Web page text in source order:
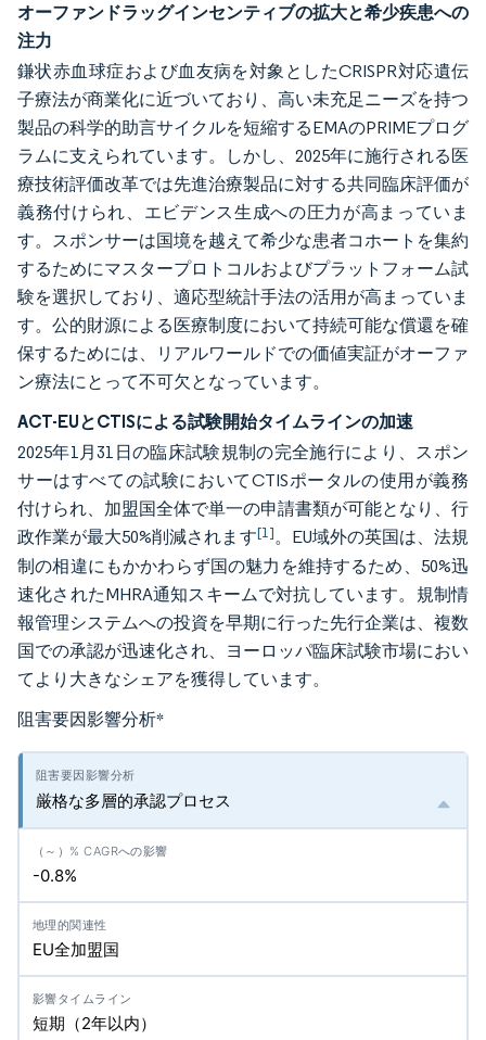
オーファンドラッグインセンティブの拡大と希少疾患への
注力
鎌状赤血球症および血友病を対象としたCRISPR対応遺伝
子療法が商業化に近づいており、高い未充足ニーズを持つ
製品の科学的助言サイクルを短縮するEMAのPRIMEプログ
ラムに支えられています。しかし、2025年に施行される医
療技術評価改革では先進治療製品に対する共同臨床評価が
義務付けられ、エビデンス生成への圧力が高まっていま
す。スポンサーは国境を越えて希少な患者コホートを集約
するためにマスタープロトコルおよびプラットフォーム試
験を選択しており、適応型統計手法の活用が高まっていま
す。公的財源による医療制度において持続可能な償還を確
保するためには、リアルワールドでの価値実証がオーファ
ン療法にとって不可欠となっています。
ACT-EUとCTISによる試験開始タイムラインの加速
2025年1月31日の臨床試験規制の完全施行により、スポン
サーはすべての試験においてCTISポータルの使用が義務
付けられ、加盟国全体で単一の申請書類が可能となり、行
政作業が最大50%削減されます[1]。EU域外の英国は、法規
制の相違にもかかわらず国の魅力を維持するため、50%迅
速化されたMHRA通知スキームで対抗しています。規制情
報管理システムへの投資を早期に行った先行企業は、複数
国での承認が迅速化され、ヨーロッパ臨床試験市場におい
てより大きなシェアを獲得しています。
阻害要因影響分析*
厳格な多層的承認プロセス
-0.8%
EU全加盟国
短期（2年以内）